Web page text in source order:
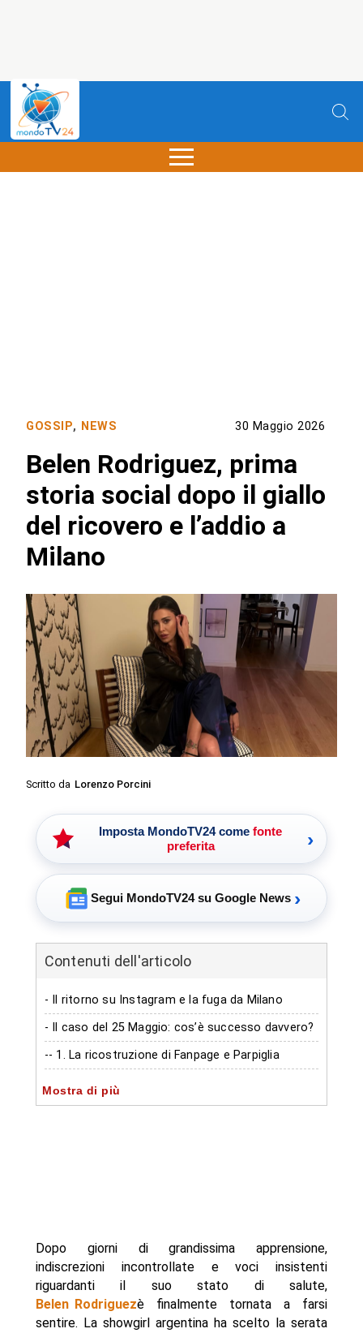
GOSSIP, NEWS 30 Maggio 2026
Belen Rodriguez, prima
storia social dopo il giallo
del ricovero e l’addio a
Milano
Scritto da Lorenzo Porcini
Imposta MondoTV24 come fonte
preferita
›
Segui MondoTV24 su Google News ›
Contenuti dell'articolo
- Il ritorno su Instagram e la fuga da Milano
- Il caso del 25 Maggio: cos’è successo davvero?
-- 1. La ricostruzione di Fanpage e Parpiglia
-- 2. La smentita dei cari al settimanale “Gente”
- Autore
Mostra di più
Dopo giorni di grandissima apprensione,
indiscrezioni incontrollate e voci insistenti
riguardanti il suo stato di salute,
Belen Rodriguezè finalmente tornata a farsi
sentire. La showgirl argentina ha scelto la serata